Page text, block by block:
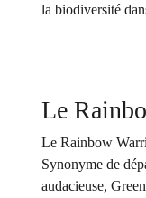
la biodiversité
Le
Le Rainbow
Synonyme de
audacieuse,